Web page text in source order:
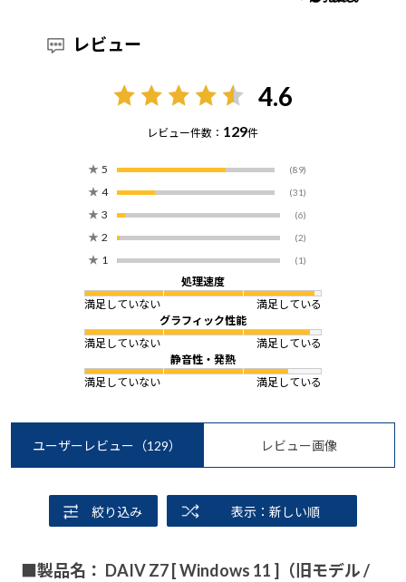
レビュー
4.6
レビュー件数： 129件
★ 5 (89)
★ 4 (31)
★ 3 (6)
★ 2 (2)
★ 1 (1)
処理速度
満足していない
満足している
グラフィック性能
満足していない
満足している
静音性・発熱
満足していない
満足している
ユーザーレビュー （129） レビュー画像
絞り込み 表示：新しい順
■製品名： DAIV Z7 [ Windows 11 ]（旧モデル /